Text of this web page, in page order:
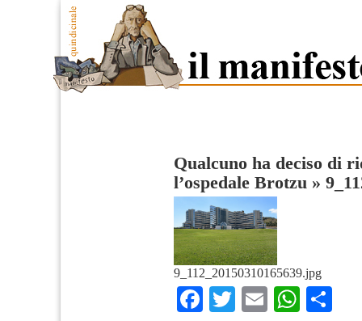
Qualcuno ha deciso di
l’ospedale Brotzu »
9_112_20150310165639.jpg
Facebook
TwitterEmail